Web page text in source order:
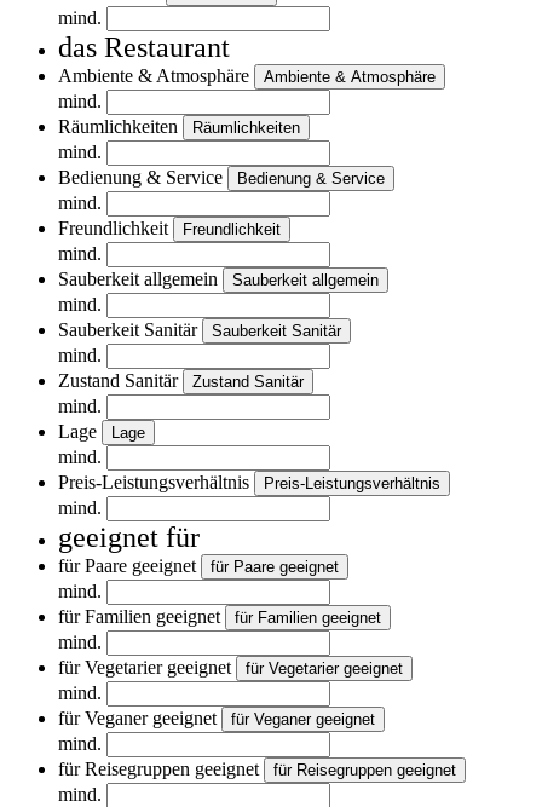
mind.
das Restaurant
Ambiente & Atmosphäre Ambiente & Atmosphäre
mind.
Räumlichkeiten
Räumlichkeiten
mind.
Bedienung & Service
Bedienung & Service
mind.
Freundlichkeit
Freundlichkeit
mind.
Sauberkeit allgemein
Sauberkeit allgemein
mind.
Sauberkeit Sanitär
Sauberkeit Sanitär
mind.
Zustand Sanitär
Zustand Sanitär
mind.
Lage
Lage
mind.
Preis-Leistungsverhältnis
Preis-Leistungsverhältnis
mind.
geeignet für
für Paare geeignet für Paare geeignet
mind.
für Familien geeignet
für Familien geeignet
mind.
für Vegetarier geeignet
für Vegetarier geeignet
mind.
für Veganer geeignet
für Veganer geeignet
mind.
für Reisegruppen geeignet
für Reisegruppen geeignet
mind.